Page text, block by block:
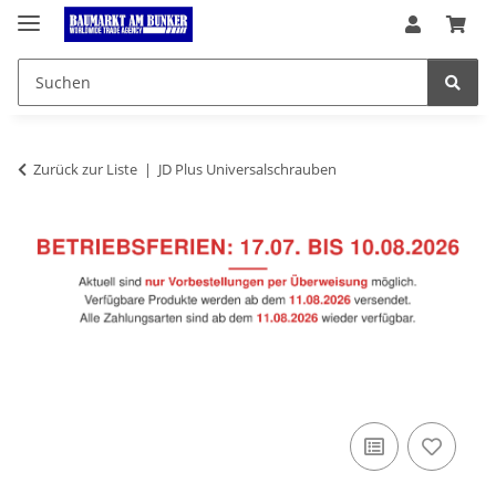
Zurück zur Liste JD Plus Universalschrauben